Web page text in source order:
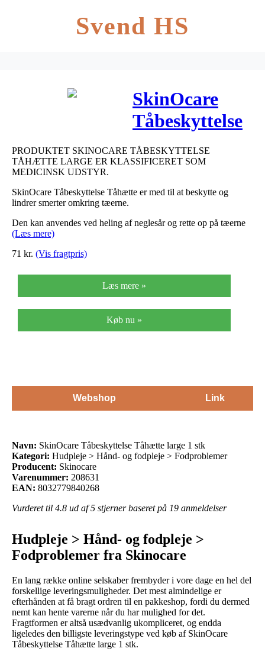
Svend HS
SkinOcare
Tåbeskyttelse
Tåhætte large
1 stk
PRODUKTET SKINOCARE TÅBESKYTTELSE
TÅHÆTTE LARGE ER KLASSIFICERET SOM
MEDICINSK UDSTYR.
SkinOcare Tåbeskyttelse Tåhætte er med til at beskytte og
lindrer smerter omkring tæerne.
Den kan anvendes ved heling af neglesår og rette op på tæerne
(Læs mere)
71 kr. (Vis fragtpris)
Læs mere »
Køb nu »
Webshop Link
Navn: SkinOcare Tåbeskyttelse Tåhætte large 1 stk
Kategori: Hudpleje > Hånd- og fodpleje > Fodproblemer
Producent: Skinocare
Varenummer: 208631
EAN: 8032779840268
Vurderet til 4.8 ud af 5 stjerner baseret på 19 anmeldelser
Hudpleje > Hånd- og fodpleje >
Fodproblemer fra Skinocare
En lang række online selskaber frembyder i vore dage en hel del
forskellige leveringsmuligheder. Det mest almindelige er
efterhånden at få bragt ordren til en pakkeshop, fordi du dermed
nemt kan hente varerne når du har mulighed for det.
Fragtformen er altså usædvanlig ukompliceret, og endda
ligeledes den billigste leveringstype ved køb af SkinOcare
Tåbeskyttelse Tåhætte large 1 stk.